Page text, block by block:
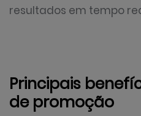
resultados em tempo
Principais
de promoção